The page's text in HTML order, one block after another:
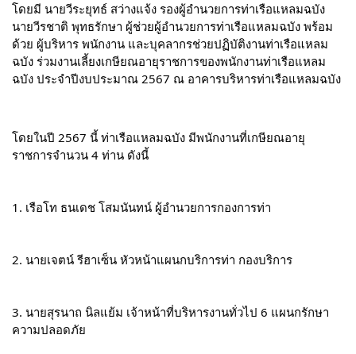
โดยมี นายวีระยุทธ์ สว่างแจ้ง รองผู้อำนวยการท่าเรือแหลมฉบัง
นายวีรชาติ พุทธรักษา ผู้ช่วยผู้อำนวยการท่าเรือแหลมฉบัง พร้อม
ด้วย ผู้บริหาร พนักงาน และบุคลากรช่วยปฏิบัติงานท่าเรือแหลม
ฉบัง ร่วมงานเลี้ยงเกษียณอายุราชการของพนักงานท่าเรือแหลม
ฉบัง ประจำปีงบประมาณ 2567 ณ อาคารบริหารท่าเรือแหลมฉบัง
โดยในปี 2567 นี้ ท่าเรือแหลมฉบัง มีพนักงานที่เกษียณอายุ
ราชการจำนวน 4 ท่าน ดังนี้
1. เรือโท ธนเดช โสมนันทน์ ผู้อำนวยการกองการท่า
2. นายเจตน์ รีฮาเซ็น หัวหน้าแผนกบริการท่า กองบริการ
3. นายสุรนาถ นิลแย้ม เจ้าหน้าที่บริหารงานทั่วไป 6 แผนกรักษา
ความปลอดภัย